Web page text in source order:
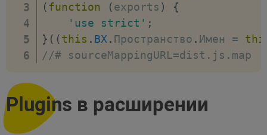
(function (exports )
{
'use strict' ;
} ( (this . BX. Пространство . Имен =
//# sourceMappingURL=dist.js.map
Plugins в расширении